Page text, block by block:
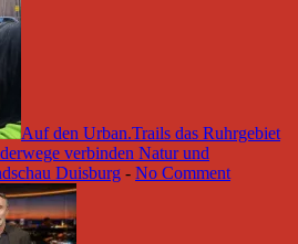
Auf den Urban.Trails das Ruhrgebiet
verbinden Natur und
Duisburg - No Comment